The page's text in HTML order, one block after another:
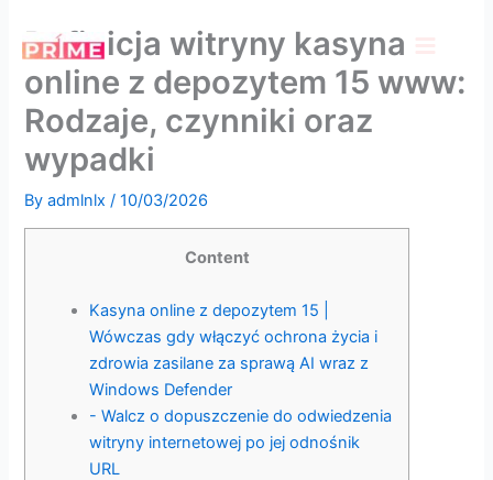
content
Definicja witryny kasyna
online z depozytem 15 www:
Rodzaje, czynniki oraz
wypadki
Byadmlnlx/10/03/2026
Content
Kasyna online z depozytem 15 |
Wówczas gdy włączyć ochrona życia i
zdrowia zasilane za sprawą AI wraz z
Windows Defender
-⁣ Walcz o dopuszczenie do odwiedzenia
witryny internetowej po jej odnośnik
URL